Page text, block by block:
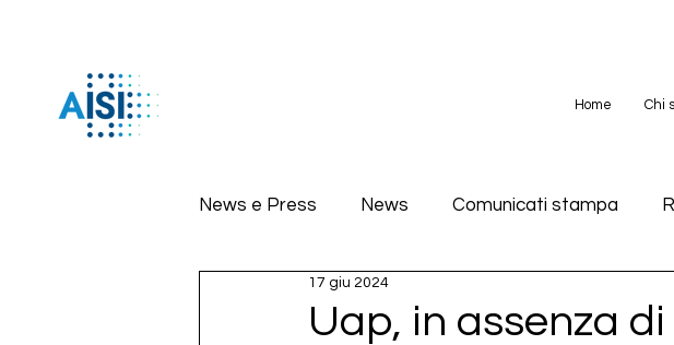
Home Chi
News e Press News Comunicati stampa
Uap, in assenza
17 giu 2024